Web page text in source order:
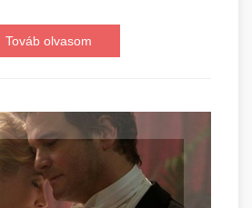
Továb olvasom